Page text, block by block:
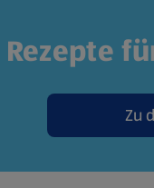
Rezepte
Zu